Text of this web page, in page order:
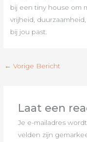
bij een tiny house om
vrijheid,
bij jou past.
← Vorige Bericht
Laat een
Je e-mailadres
velden zijn